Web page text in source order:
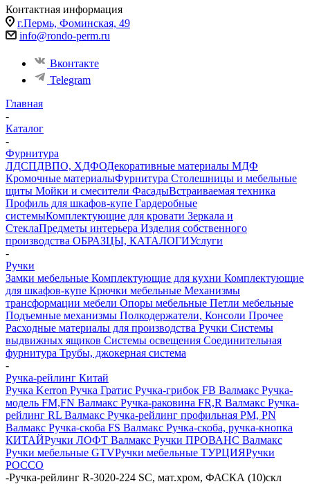
Контактная информация
г.Пермь, Фоминская, 49
info@rondo-perm.ru
Вконтакте
Telegram
Главная
-
Каталог
-
Фурнитура
ЛДСПДВПО, ХДФОДекоративные материалы МДФ
Кромочные материалыФурнитура Столешницы и мебельные
щиты Мойки и смесители ФасадыВстраиваемая техника
Профиль для шкафов-купе Гардеробные
системыКомплектующие для кровати Зеркала и
СтеклаПредметы интерьера Изделия собственного
производства ОБРАЗЦЫ, КАТАЛОГИУслуги
-
Ручки
Замки мебельные Комплектующие для кухни Комплектующие
для шкафов-купе Крючки мебельные Механизмы
трансформации мебели Опоры мебельные Петли мебельные
Подъемные механизмы Полкодержатели, Консоли Прочее
Расходные материалы для производства Ручки Системы
выдвижных ящиков Системы освещения Соединительная
фурнитура Трубы, джокерная система
-
Ручка-рейлинг Китай
Ручка Kerron Ручка Гратис Ручка-грибок FB Валмакс Ручка-
модель FM,FN Валмакс Ручка-раковина FR,R Валмакс Ручка-
рейлинг RL Валмакс Ручка-рейлинг профильная PM, PN
Валмакс Ручка-скоба FS Валмакс Ручка-скоба, ручка-кнопка
КИТАЙРучки ЛОФТ Валмакс Ручки ПРОВАНС Валмакс
Ручки мебельные GTVРучки мебельные ТУРЦИЯРучки
РОССО
-Ручка-рейлинг R-3020-224 SC, мат.хром, ФАСКА (10)скл